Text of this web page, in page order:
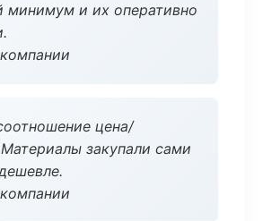
минимум и их оперативно
цена/
закупали сами